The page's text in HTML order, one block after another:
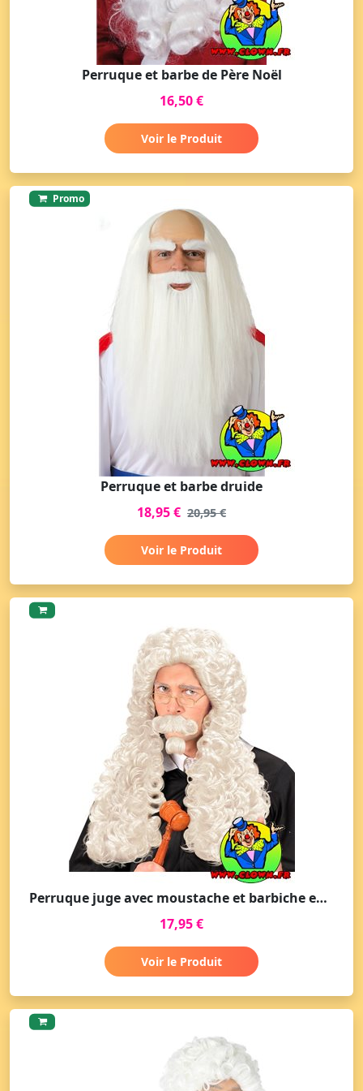
Perruque et barbe de Père Noël
16,50 €
Voir le Produit
Promo
Perruque et barbe druide
18,95 € 20,95 €
Voir le Produit
Perruque juge avec moustache et barbiche en sachet
17,95 €
Voir le Produit